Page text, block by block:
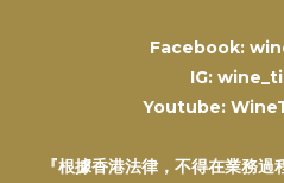
Facebook:
IG:
Youtube:
『根據香港法律，不得在業務